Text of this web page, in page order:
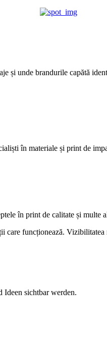
și unde brandurile capătă
în materiale și print de
în print de calitate și multe
care funcționează.
sichtbar werden.